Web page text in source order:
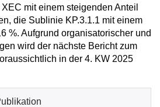
mit einem steigenden Anteil
die Sublinie KP.3.1.1 mit einem
%. Aufgrund organisatorischer und
wird der nächste Bericht zum
in der 4. KW 2025